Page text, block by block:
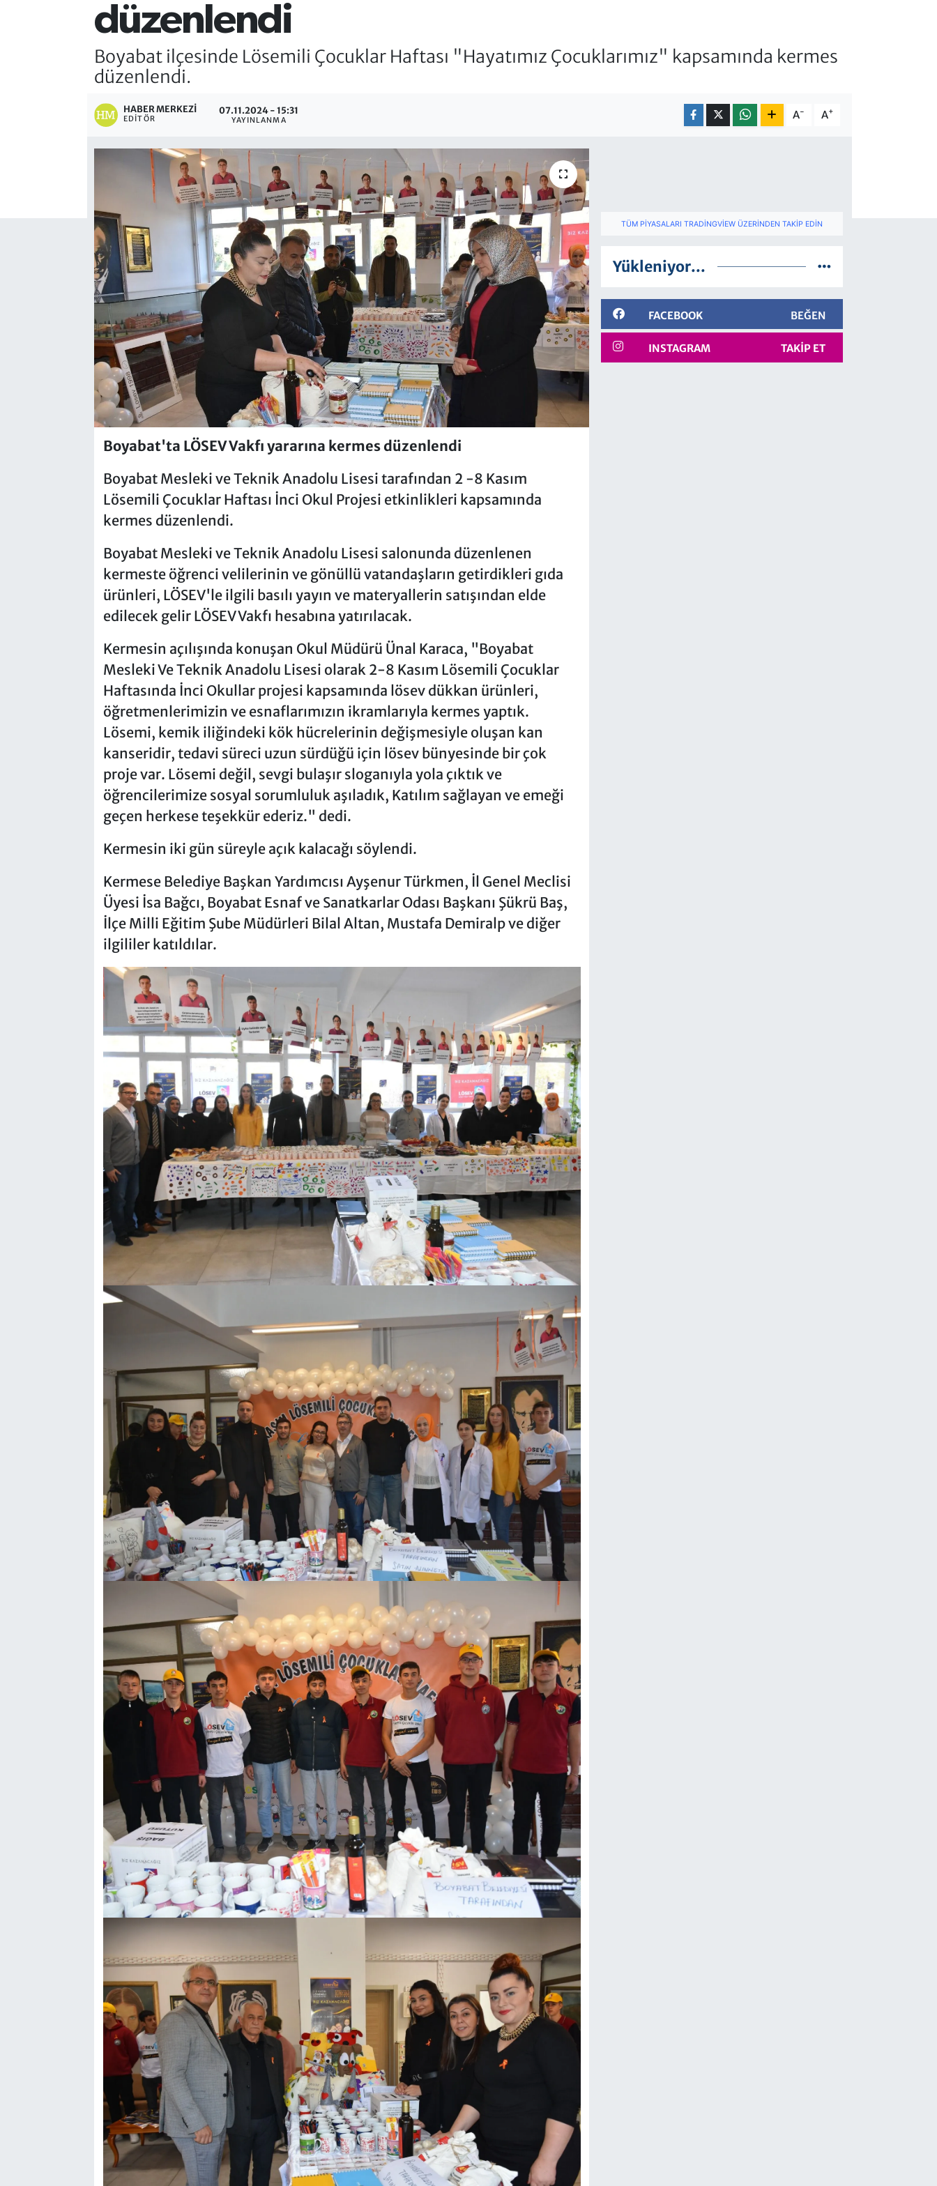
düzenlendi
Boyabat ilçesinde Lösemili Çocuklar Haftası "Hayatımız Çocuklarımız" kapsamında kermes
düzenlendi.
HABER MERKEZI
EDITÖR
07.11.2024 - 15:31
YAYINLANMA A- A+
Boyabat'ta LÖSEV Vakfı yararına kermes düzenlendi
Boyabat Mesleki ve Teknik Anadolu Lisesi tarafından 2 -8 Kasım
Lösemili Çocuklar Haftası İnci Okul Projesi etkinlikleri kapsamında
kermes düzenlendi.
Boyabat Mesleki ve Teknik Anadolu Lisesi salonunda düzenlenen
kermeste öğrenci velilerinin ve gönüllü vatandaşların getirdikleri gıda
ürünleri, LÖSEV'le ilgili basılı yayın ve materyallerin satışından elde
edilecek gelir LÖSEV Vakfı hesabına yatırılacak.
Kermesin açılışında konuşan Okul Müdürü Ünal Karaca, "Boyabat
Mesleki Ve Teknik Anadolu Lisesi olarak 2-8 Kasım Lösemili Çocuklar
Haftasında İnci Okullar projesi kapsamında lösev dükkan ürünleri,
öğretmenlerimizin ve esnaflarımızın ikramlarıyla kermes yaptık.
Lösemi, kemik iliğindeki kök hücrelerinin değişmesiyle oluşan kan
kanseridir, tedavi süreci uzun sürdüğü için lösev bünyesinde bir çok
proje var. Lösemi değil, sevgi bulaşır sloganıyla yola çıktık ve
öğrencilerimize sosyal sorumluluk aşıladık, Katılım sağlayan ve emeği
geçen herkese teşekkür ederiz." dedi.
Kermesin iki gün süreyle açık kalacağı söylendi.
Kermese Belediye Başkan Yardımcısı Ayşenur Türkmen, İl Genel Meclisi
Üyesi İsa Bağcı, Boyabat Esnaf ve Sanatkarlar Odası Başkanı Şükrü Baş,
İlçe Milli Eğitim Şube Müdürleri Bilal Altan, Mustafa Demiralp ve diğer
ilgililer katıldılar.
TÜM PIYASALARI TRADINGVIEW ÜZERINDEN TAKIP EDIN
Yükleniyor...
FACEBOOK BEĞEN
INSTAGRAM TAKIP ET